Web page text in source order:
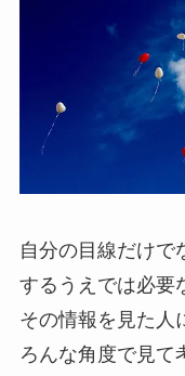
自分の目線だけで
するうえでは必要
その情報を見た人
ろんな角度で見て